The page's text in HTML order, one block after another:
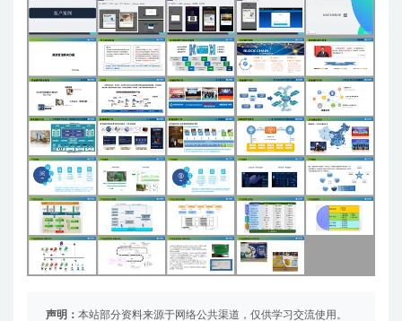
声明： 本站部分资料来源于网络公共渠道，仅供学习交流使用。